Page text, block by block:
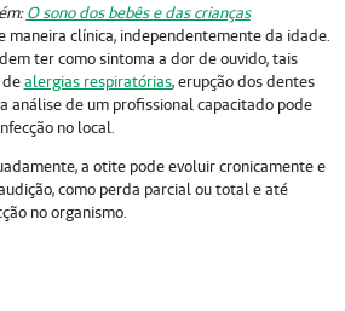
O sono dos bebês e das crianças
maneira clínica, independentemente da idade.
ter como sintoma a dor de ouvido, tais
dealergias respiratórias, erupção dos dentes
análise de um profissional capacitado pode
no local.
a otite pode evoluir cronicamente e
como perda parcial ou total e até
no organismo.